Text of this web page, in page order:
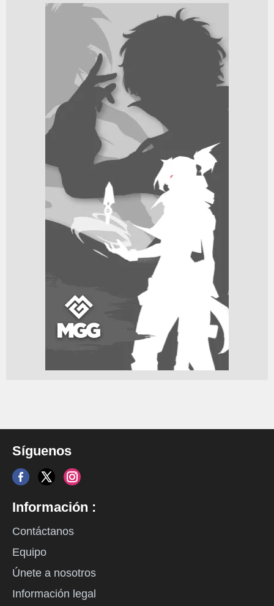
Síguenos
Información :
Contáctanos
Equipo
Únete a nosotros
Información legal